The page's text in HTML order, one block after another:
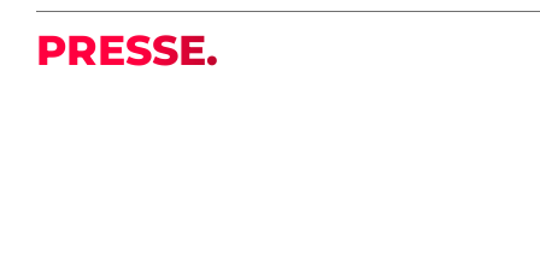
PRESSE.